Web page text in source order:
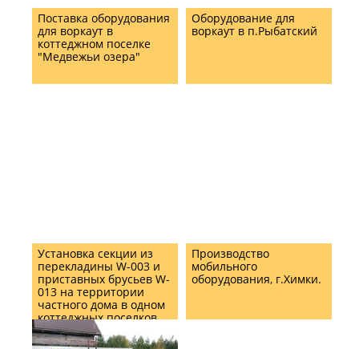
Поставка оборудования
для воркаут в
коттеджном поселке
"Медвежьи озера"
Оборудование для
воркаут в п.Рыбатский
Установка секции из
перекладины W-003 и
приставных брусьев W-
013 на территории
частного дома в одном
коттеджных поселков
Подмосковья
Производство
мобильного
оборудования, г.Химки.